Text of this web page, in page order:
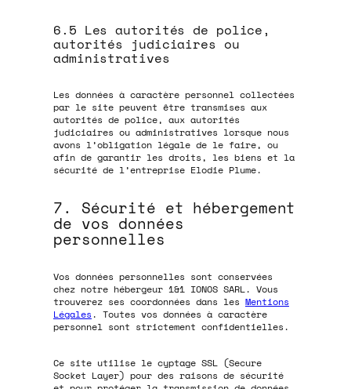
6.5 Les autorités de police,
autorités judiciaires ou
administratives
Les données à caractère personnel collectées
par le site peuvent être transmises aux
autorités de police, aux autorités
judiciaires ou administratives lorsque nous
avons l’obligation légale de le faire, ou
afin de garantir les droits, les biens et la
sécurité de l’entreprise Elodie Plume.
7. Sécurité et hébergement
de vos données
personnelles
Vos données personnelles sont conservées
chez notre hébergeur 1&1 IONOS SARL. Vous
trouverez ses coordonnées dans les Mentions
Légales . Toutes vos données à caractère
personnel sont strictement confidentielles.
Ce site utilise le cyptage SSL (Secure
Socket Layer) pour des raisons de sécurité